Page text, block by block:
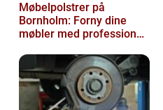
Møbelpolstrer på
Bornholm: Forny dine
møbler med professionel